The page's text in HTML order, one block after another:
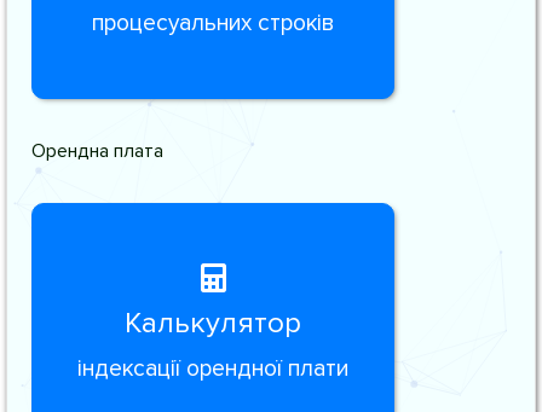
процесуальних строків
Орендна плата
Калькулятор
індексації орендної плати